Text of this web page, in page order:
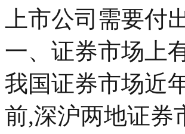
上市公司需要
一、证券市场上
我国证券市场近
前,深沪两地证券